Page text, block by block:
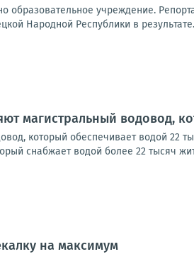
обра­зо­ва­тель­ное учре­жде­ние.
Народ­ной Рес­пуб­ли­ки в
магистральный водовод,
который обеспечивает водой 22
снабжает водой более 22 тысяч
на максимум